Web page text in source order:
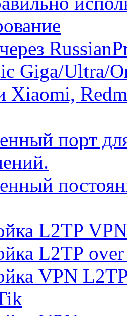
Giga/Ultra/
Xiaomi,
порт
L2TP
L2TP
VPN